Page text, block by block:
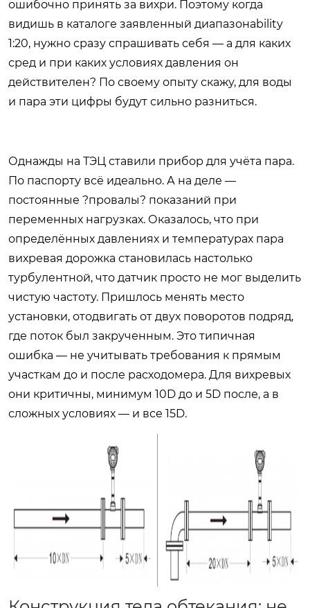
ошибочно принять за вихри. Поэтому когда
видишь в каталоге заявленный диапазонability
1:20, нужно сразу спрашивать себя — а для каких
сред и при каких условиях давления он
действителен? По своему опыту скажу, для воды
и пара эти цифры будут сильно разниться.
Однажды на ТЭЦ ставили прибор для учёта пара.
По паспорту всё идеально. А на деле —
постоянные ?провалы? показаний при
переменных нагрузках. Оказалось, что при
определённых давлениях и температурах пара
вихревая дорожка становилась настолько
турбулентной, что датчик просто не мог выделить
чистую частоту. Пришлось менять место
установки, отодвигать от двух поворотов подряд,
где поток был закрученным. Это типичная
ошибка — не учитывать требования к прямым
участкам до и после расходомера. Для вихревых
они критичны, минимум 10D до и 5D после, а в
сложных условиях — и все 15D.